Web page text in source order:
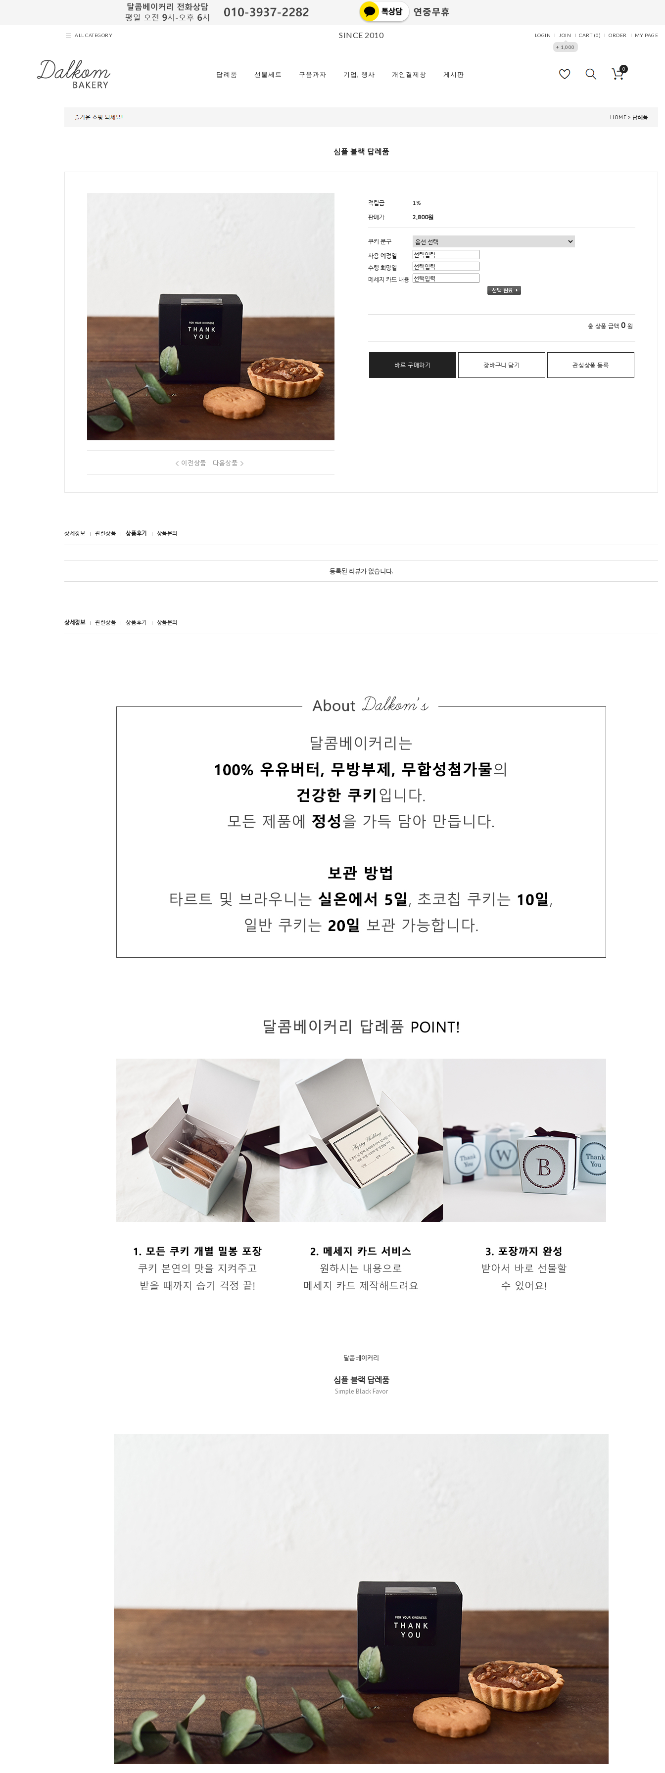
ALL CATEGORY SINCE 2010 LOGIN JOIN
+ 1,000
CART (0) ORDER MY PAGE
0
답례품 선물세트 구움과자 기업, 행사 개인결제창 게시판
HOME > 답례품
심플 블랙 답례품
이전상품 다음상품
적립금
1%
판매가
2,800원
쿠키 문구
사용 예정일
수령 희망일
메세지 카드 내용
총 상품 금액 0 원
바로 구매하기 장바구니 담기 관심상품 등록
상세정보 관련상품 상품후기 상품문의
등록된 리뷰가 없습니다.
상세정보 관련상품 상품후기 상품문의
달콤베이커리
심플 블랙 답례품
Simple Black Favor